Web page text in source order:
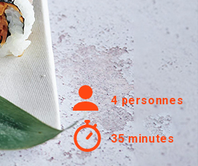
4 personnes
35 minutes